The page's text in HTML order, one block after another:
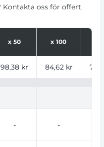
oss för offert.
x 50 x 100
98,38 kr 84,62 kr
- -